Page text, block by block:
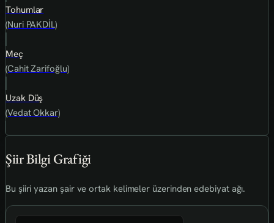
Tohumlar
(Nuri PAKDİL)
Meç
(Cahit Zarifoğlu)
Uzak Düş
(Vedat Okkar)
Şiir Bilgi Grafiği
Bu şiiri yazan şair ve ortak kelimeler üzerinden edebiyat ağı.